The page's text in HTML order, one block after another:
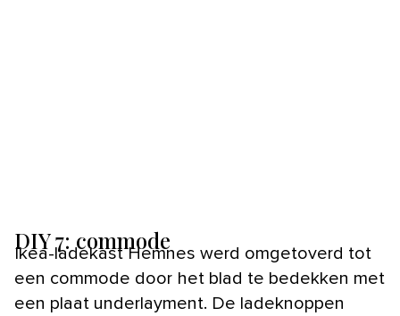
DIY 7: commode
Ikea-ladekast Hemnes werd omgetoverd tot
een commode door het blad te bedekken met
een plaat underlayment. De ladeknoppen